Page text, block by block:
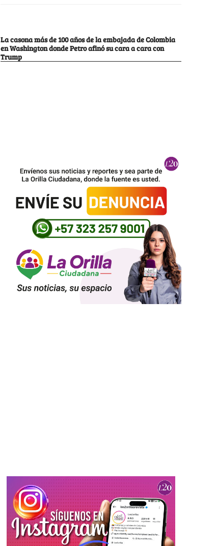
La casona más de 100 años de la embajada de Colombia
en Washington donde Petro afinó su cara a cara con
Trump